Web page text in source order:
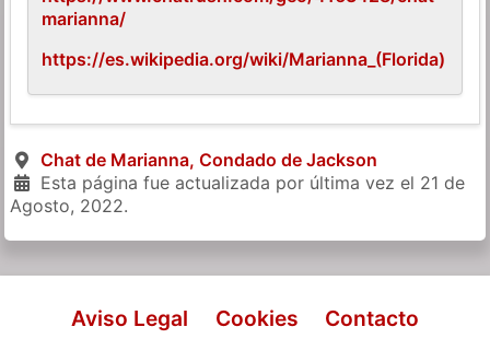
marianna/
https://es.wikipedia.org/wiki/Marianna_(Florida)
Chat de Marianna, Condado de Jackson
Esta página fue actualizada por última vez el 21 de
Agosto, 2022.
Aviso Legal Cookies Contacto